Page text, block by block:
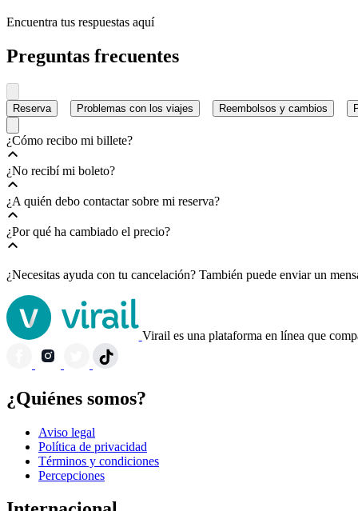
Encuentra tus respuestas aquí
Preguntas frecuentes
Reserva Problemas con los viajes Reembolsos y cambios
¿Cómo recibo mi billete?
¿No recibí mi boleto?
¿A quién debo contactar sobre mi reserva?
¿Por qué ha cambiado el precio?
¿Necesitas ayuda con tu cancelación? También puede enviar un
Virail es una plataforma en línea que
¿Quiénes somos?
Aviso legal
Política de privacidad
Términos y condiciones
Percepciones